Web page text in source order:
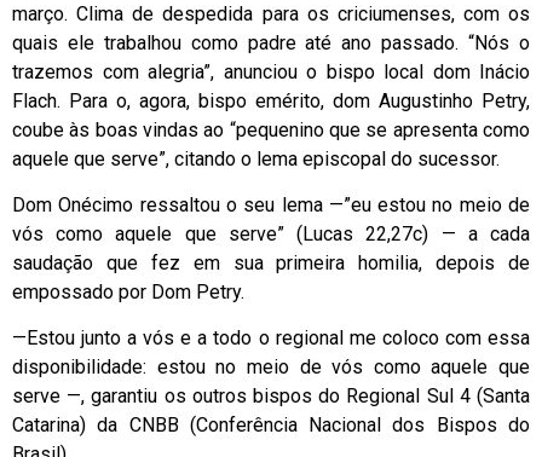
março. Clima de despedida para os criciumenses, com os
quais ele trabalhou como padre até ano passado. “Nós o
trazemos com alegria”, anunciou o bispo local dom Inácio
Flach. Para o, agora, bispo emérito, dom Augustinho Petry,
coube às boas vindas ao “pequenino que se apresenta como
aquele que serve”, citando o lema episcopal do sucessor.
Dom Onécimo ressaltou o seu lema —”eu estou no meio de
vós como aquele que serve” (Lucas 22,27c) — a cada
saudação que fez em sua primeira homilia, depois de
empossado por Dom Petry.
—Estou junto a vós e a todo o regional me coloco com essa
disponibilidade: estou no meio de vós como aquele que
serve —, garantiu os outros bispos do Regional Sul 4 (Santa
Catarina) da CNBB (Conferência Nacional dos Bispos do